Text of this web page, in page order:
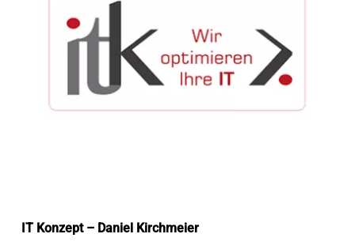
IT Konzept – Daniel Kirchmeier